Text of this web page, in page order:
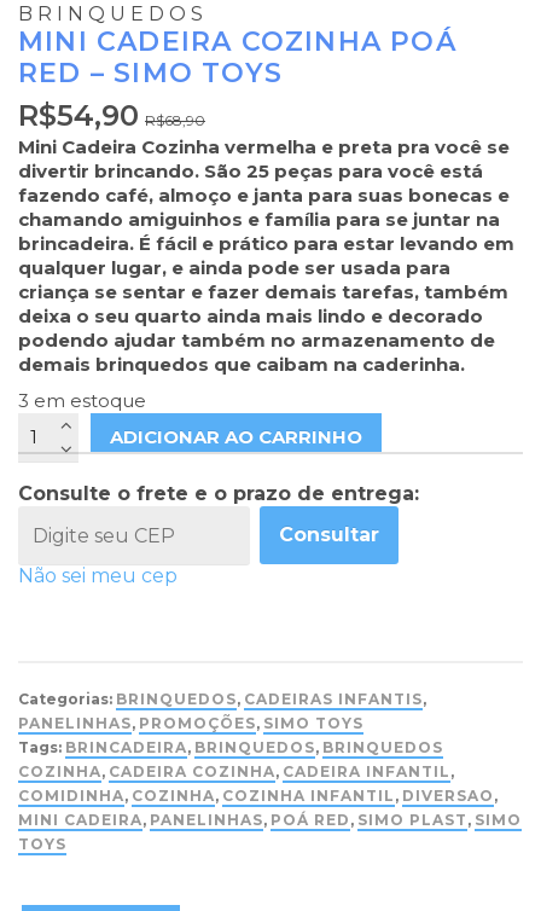
BRINQUEDOS
MINI CADEIRA COZINHA POÁ
RED – SIMO TOYS
R$68,90
R$54,90
Mini Cadeira Cozinha vermelha e preta pra você se
divertir brincando. São 25 peças para você está
fazendo café, almoço e janta para suas bonecas e
chamando amiguinhos e família para se juntar na
brincadeira. É fácil e prático para estar levando em
qualquer lugar, e ainda pode ser usada para
criança se sentar e fazer demais tarefas, também
deixa o seu quarto ainda mais lindo e decorado
podendo ajudar também no armazenamento de
demais brinquedos que caibam na caderinha.
3 em estoque
ADICIONAR AO CARRINHO
Consulte o frete e o prazo de entrega:
Consultar
Não sei meu cep
Categorias: BRINQUEDOS, CADEIRAS INFANTIS,
PANELINHAS, PROMOÇÕES, SIMO TOYS
Tags: BRINCADEIRA, BRINQUEDOS, BRINQUEDOS
COZINHA, CADEIRA COZINHA, CADEIRA INFANTIL ,
COMIDINHA, COZINHA, COZINHA INFANTIL , DIVERSAO ,
MINI CADEIRA, PANELINHAS, POÁ RED , SIMO PLAST , SIMO
TOYS